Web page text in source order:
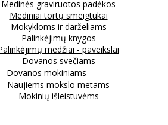
Medinės graviruotos padėkos
Mediniai tortų smeigtukai
Mokykloms ir darželiams
Palinkėjimų knygos
medžiai - paveikslai
Dovanos svečiams
Dovanos mokiniams
Naujiems mokslo metams
Mokinių išleistuvėms